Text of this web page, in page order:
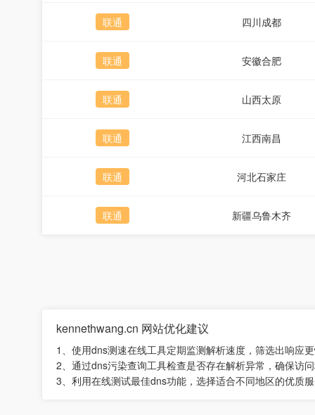
联通 四川成都
联通 安徽合肥
联通 山西太原
联通 江西南昌
联通 河北石家庄
联通 新疆乌鲁木齐
kennethwang.cn 网站优化建议
1、使用dns测速在线工具定期监测解析速度，筛选出响应
2、通过dns污染查询工具检查是否存在解析异常，确保访
3、利用在线测试最佳dns功能，选择适合不同地区的优质